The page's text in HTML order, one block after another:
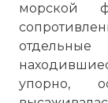
морской
упорно,